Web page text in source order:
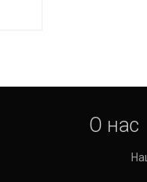
О нас